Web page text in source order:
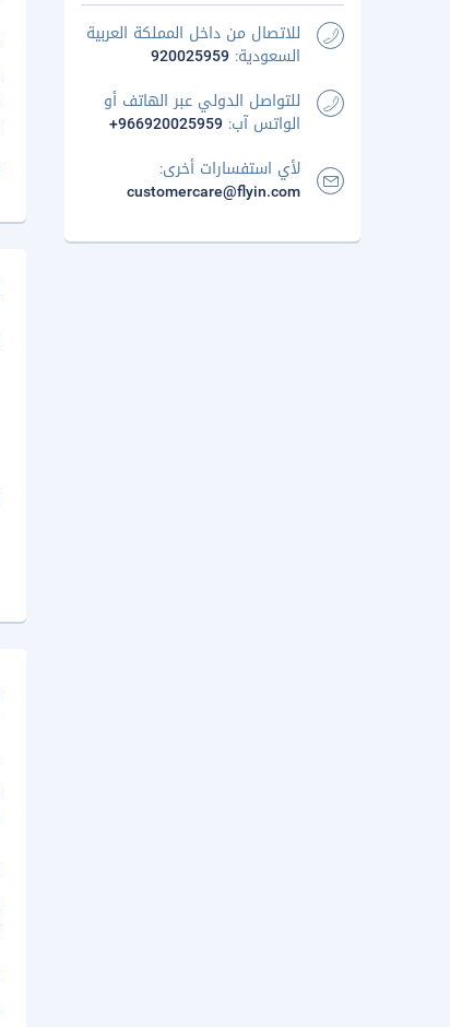
للاتصال من داخل المملكة العربية
السعودية: 920025959
للتواصل الدولي عبر الهاتف أو
الواتس آب: +966920025959
لأي استفسارات أخرى:
customercare@flyin.com